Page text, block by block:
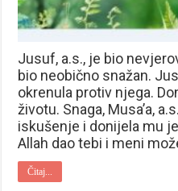
Jusuf, a.s., je bio
bio neobično snažan.
okrenula protiv njega.
životu. Snaga, Musa’a,
iskušenje i donijela mu
Allah dao tebi i meni
Čitaj...